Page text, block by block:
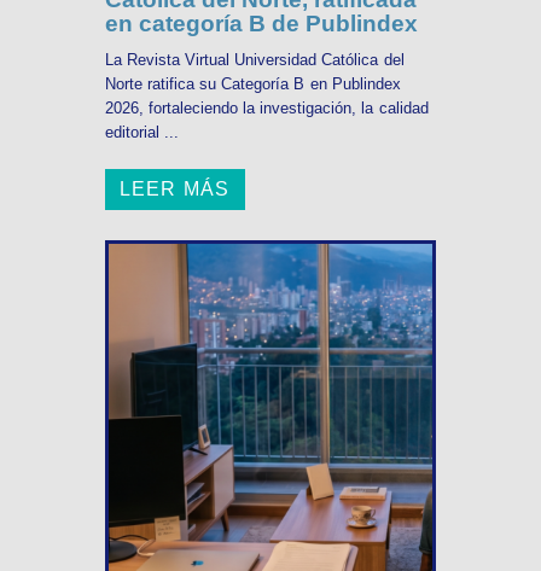
en categoría B de Publindex
La Revista Virtual Universidad Católica del
Norte ratifica su Categoría B en Publindex
2026, fortaleciendo la investigación, la calidad
editorial ...
LEER MÁS